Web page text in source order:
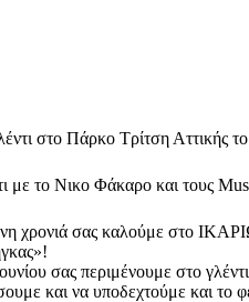
στο Πάρκο Τρίτση Αττικής
με το Νικο Φάκαρο και τους
χρονιά σας καλούμε στο
σας περιμένουμε στο
και να υποδεχτούμε και το